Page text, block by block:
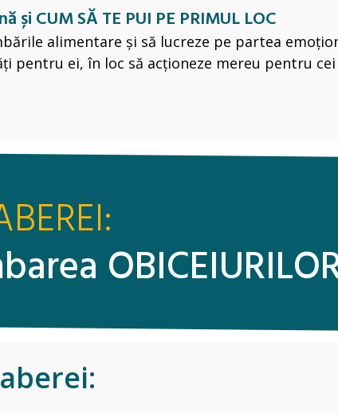
și CUM SĂ TE PUI PE PRIMUL LOC
alimentare și să lucreze pe partea
pentru ei, în loc să acționeze mereu pentru